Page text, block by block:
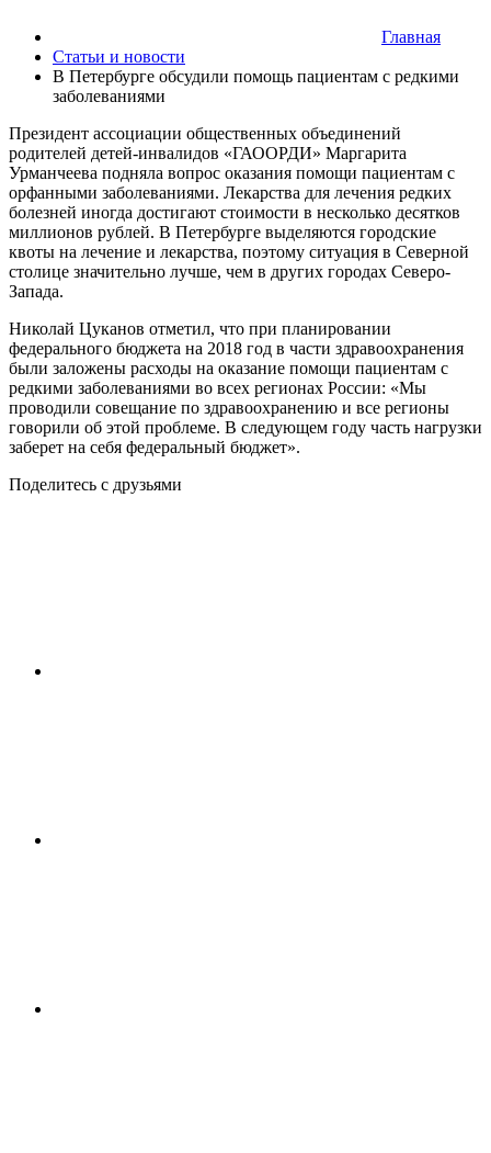
Главная
Статьи и новости
В Петербурге обсудили помощь пациентам с редкими
заболеваниями
Президент ассоциации общественных объединений
родителей детей-инвалидов «ГАООРДИ» Маргарита
Урманчеева подняла вопрос оказания помощи пациентам с
орфанными заболеваниями. Лекарства для лечения редких
болезней иногда достигают стоимости в несколько десятков
миллионов рублей. В Петербурге выделяются городские
квоты на лечение и лекарства, поэтому ситуация в Северной
столице значительно лучше, чем в других городах Северо-
Запада.
Николай Цуканов отметил, что при планировании
федерального бюджета на 2018 год в части здравоохранения
были заложены расходы на оказание помощи пациентам с
редкими заболеваниями во всех регионах России: «Мы
проводили совещание по здравоохранению и все регионы
говорили об этой проблеме. В следующем году часть нагрузки
заберет на себя федеральный бюджет».
Поделитесь с друзьями